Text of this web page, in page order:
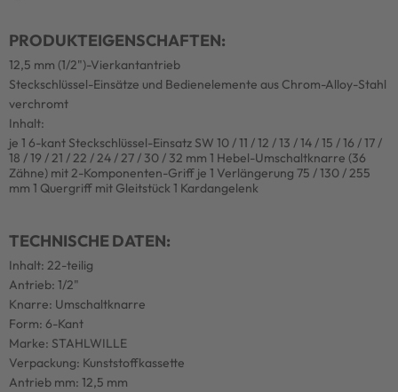
PRODUKTEIGENSCHAFTEN:
12,5 mm (1/2")-Vierkantantrieb
Steckschlüssel-Einsätze und Bedienelemente aus Chrom-Alloy-Stahl
verchromt
Inhalt:
je 1 6-kant Steckschlüssel-Einsatz SW 10 / 11 / 12 / 13 / 14 / 15 / 16 / 17 /
18 / 19 / 21 / 22 / 24 / 27 / 30 / 32 mm 1 Hebel-Umschaltknarre (36
Zähne) mit 2-Komponenten-Griff je 1 Verlängerung 75 / 130 / 255
mm 1 Quergriff mit Gleitstück 1 Kardangelenk
TECHNISCHE DATEN:
Inhalt: 22-teilig
Antrieb: 1/2"
Knarre: Umschaltknarre
Form: 6-Kant
Marke: STAHLWILLE
Verpackung: Kunststoffkassette
Antrieb mm: 12,5 mm